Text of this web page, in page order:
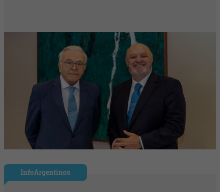
InfoArgentinos